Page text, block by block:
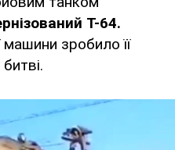
Т-64.
зробило її